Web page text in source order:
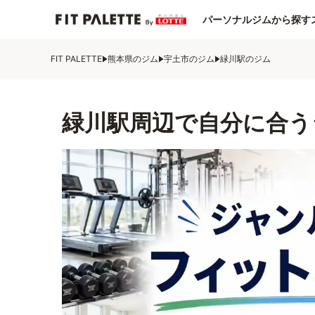
パーソナルジムから探す
FIT PALETTE 熊本県のジム 宇土市のジム 緑川駅のジム
緑川駅周辺で自分に合